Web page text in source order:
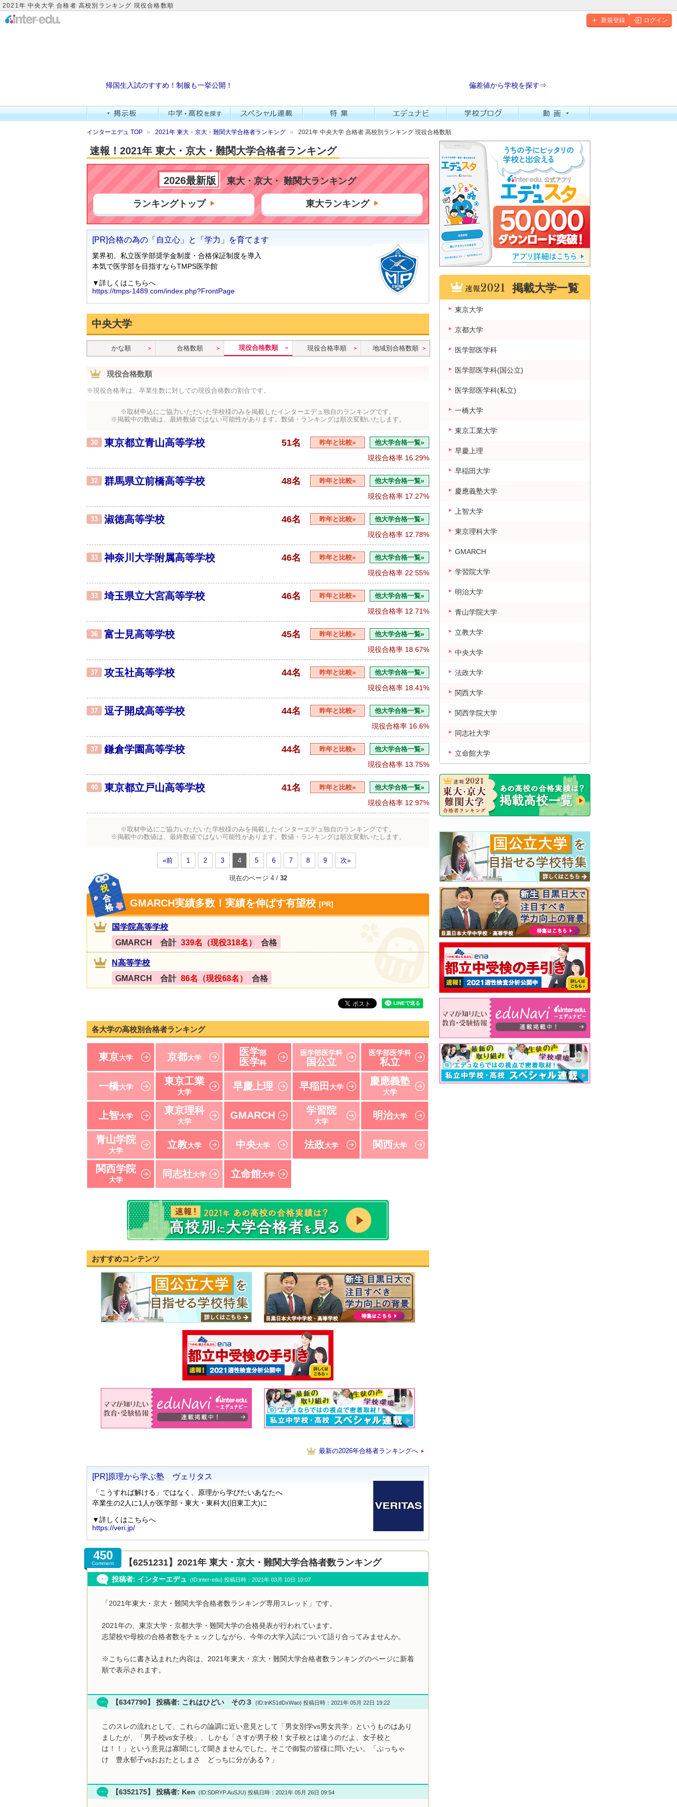
2021年 中央大学 合格者 高校別ランキング 現役合格数順
新規登録 ログイン
帰国生入試のすすめ！制服も一挙公開！ 偏差値から学校を探す⇒
インターエデュ TOP 2021年 東大・京大・難関大学合格者ランキング 2021年 中央大学 合格者 高校別ランキング 現役合格数順
速報！2021年 東大・京大・難関大学合格者ランキング
2026最新版 東大・京大・ 難関大ランキング
ランキングトップ 東大ランキング
中央大学
かな順 合格数順 現役合格数順 現役合格率順 地域別合格数順
現役合格数順
※現役合格率は、卒業生数に対しての現役合格数の割合です。
※取材申込にご協力いただいた学校様のみを掲載したインターエデュ独自のランキングです。
※掲載中の数値は、最終数値ではない可能性があります。数値・ランキングは順次変動いたします。
30 東京都立青山高等学校 51名 昨年と比較» 他大学合格一覧»
現役合格率 16.29%
32 群馬県立前橋高等学校 48名 昨年と比較» 他大学合格一覧»
現役合格率 17.27%
33 淑徳高等学校 46名 昨年と比較» 他大学合格一覧»
現役合格率 12.78%
33 神奈川大学附属高等学校 46名 昨年と比較» 他大学合格一覧»
現役合格率 22.55%
33 埼玉県立大宮高等学校 46名 昨年と比較» 他大学合格一覧»
現役合格率 12.71%
36 富士見高等学校 45名 昨年と比較» 他大学合格一覧»
現役合格率 18.67%
37 攻玉社高等学校 44名 昨年と比較» 他大学合格一覧»
現役合格率 18.41%
37 逗子開成高等学校 44名 昨年と比較» 他大学合格一覧»
現役合格率 16.6%
37 鎌倉学園高等学校 44名 昨年と比較» 他大学合格一覧»
現役合格率 13.75%
40 東京都立戸山高等学校 41名 昨年と比較» 他大学合格一覧»
現役合格率 12.97%
※取材申込にご協力いただいた学校様のみを掲載したインターエデュ独自のランキングです。
※掲載中の数値は、最終数値ではない可能性があります。数値・ランキングは順次変動いたします。
«前 1 2 3 4 5 6 7 8 9 次»
現在のページ 4 / 32
GMARCH実績多数！実績を伸ばす有望校 [PR]
国学院高等学校
GMARCH 合計 339名（現役318名） 合格
N高等学校
GMARCH 合計 86名（現役68名） 合格
各大学の高校別合格者ランキング
東京大学 京都大学
医学部
医学科
医学部医学科
国公立
医学部医学科
私立
一橋大学
東京工業
大学
早慶上理 早稲田 大学
慶應義塾
大学
上智大学
東京理科
大学
GMARCH 学習院
大学
明治大学
青山学院
大学
立教大学 中央大学 法政大学 関西大学
関西学院
大学
同志社大学 立命館大学
おすすめコンテンツ
最新の2026年合格者ランキングへ
450
Comment 【6251231】2021年 東大・京大・難関大学合格者数ランキング
投稿者: インターエデュ (ID:inter-edu) 投稿日時：2021年 03月 10日 10:07
「2021年東大・京大・難関大学合格者数ランキング専用スレッド」です。
2021年の、東京大学・京都大学・難関大学の合格発表が行われています。
志望校や母校の合格者数をチェックしながら、今年の大学入試について語り合ってみませんか。
※こちらに書き込まれた内容は、2021年東大・京大・難関大学合格者数ランキングのページに新着
順で表示されます。
【6347790】 投稿者: これはひどい その３ (ID:tnK51dDxWao) 投稿日時：2021年 05月 22日 19:22
このスレの流れとして、これらの論調に近い意見として「男女別学vs男女共学」というものはあり
ましたが、「男子校vs女子校」、しかも「さすが男子校！女子校とは違うのだよ、女子校と
は！！」という意見は寡聞にして聞きませんでした。そこで御覧の皆様に問いたい。「ぶっちゃ
け 豊永郁子vsおおたとしまさ どっちに分がある？」
【6352175】 投稿者: Ken (ID:SDRYP.AuSJU) 投稿日時：2021年 05月 26日 09:54
掲載大学一覧
東京大学
京都大学
医学部医学科
医学部医学科(国公立)
医学部医学科(私立)
一橋大学
東京工業大学
早慶上理
早稲田大学
慶應義塾大学
上智大学
東京理科大学
GMARCH
学習院大学
明治大学
青山学院大学
立教大学
中央大学
法政大学
関西大学
関西学院大学
同志社大学
立命館大学